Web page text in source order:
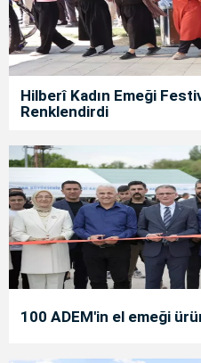
Hilberî Kadın Emeği
Renklendirdi
100 ADEM'in el emeği